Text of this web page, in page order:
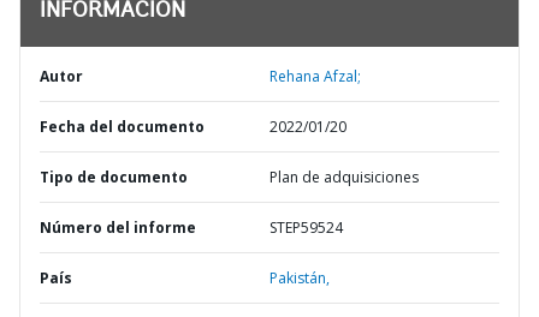
INFORMACIÓN
Autor Rehana Afzal;
Fecha del documento 2022/01/20
Tipo de documento Plan de adquisiciones
Número del informe STEP59524
País Pakistán,